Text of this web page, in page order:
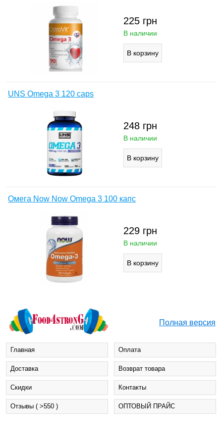
225 грн
В наличии
UNS Omega 3 120 caps
248 грн
В наличии
Омега Now Now Omega 3 100 капс
229 грн
В наличии
Полная версия
Главная Оплата
Доставка Возврат товара
Cкидки Контакты
Отзывы ( >550 ) ОПТОВЫЙ ПРАЙС